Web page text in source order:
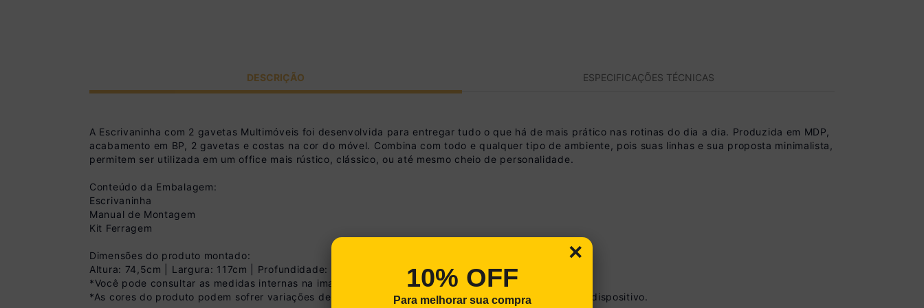
DESCRIÇÃO ESPECIFICAÇÕES TÉCNICAS
A Escrivaninha com 2 gavetas Multimóveis foi desenvolvida para entregar tudo o que há de mais prático nas rotinas do dia a dia. Produzida em MDP,
acabamento em BP, 2 gavetas e costas na cor do móvel. Combina com todo e qualquer tipo de ambiente, pois suas linhas e sua proposta minimalista,
permitem ser utilizada em um office mais rústico, clássico, ou até mesmo cheio de personalidade.
Conteúdo da Embalagem:
Escrivaninha
Manual de Montagem
Kit Ferragem
Dimensões do produto montado:
Altura: 74,5cm | Largura: 117cm | Profundidade: 46,5cm
*Você pode consultar as medidas internas na imagem técnica do produto.
*As cores do produto podem sofrer variações de tonalidade de acordo com as configurações do seu dispositivo.
×
10% OFF
Para melhorar sua compra